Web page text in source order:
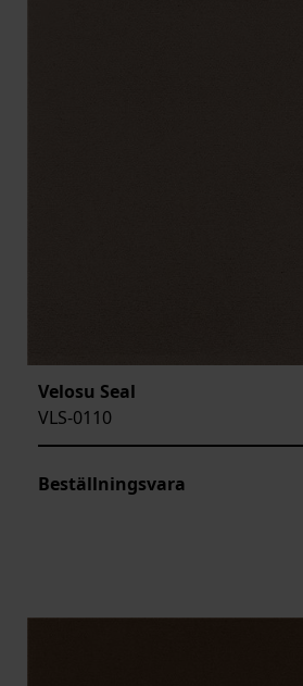
Velosu Seal
VLS-0110
Beställningsvara